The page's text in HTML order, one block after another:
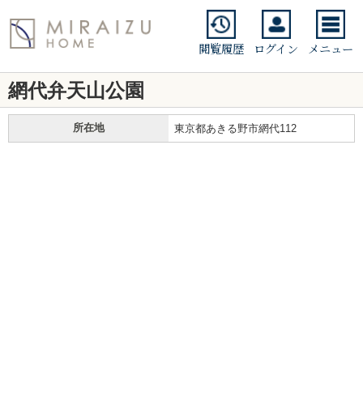
閲覧履歴 ログイン メニュー
網代弁天山公園
所在地 東京都あきる野市網代112